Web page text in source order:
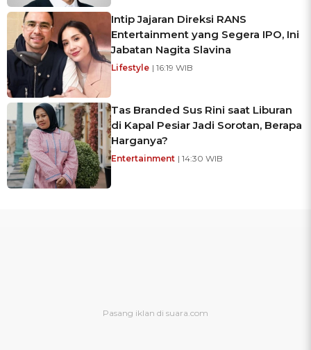
Intip Jajaran Direksi RANS
Entertainment yang Segera IPO, Ini
Jabatan Nagita Slavina
Lifestyle | 16:19 WIB
Tas Branded Sus Rini saat Liburan
di Kapal Pesiar Jadi Sorotan, Berapa
Harganya?
Entertainment | 14:30 WIB